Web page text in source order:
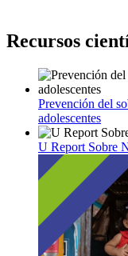
Recursos
Prevención del
adolescentes
U Report Sobre